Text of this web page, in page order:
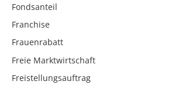
Fondsanteil
Franchise
Frauenrabatt
Freie Marktwirtschaft
Freistellungsauftrag